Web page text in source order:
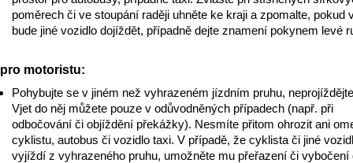
poměrech či ve stoupání raději uhněte ke kraji a zpomalte, pokud
bude jiné vozidlo dojíždět, případně dejte znamení pokynem levé
pro motoristu:
Pohybujte se v jiném než vyhrazeném jízdním pruhu,
Vjet do něj můžete pouze v odůvodněných případech (např. při
odbočování či objíždění překážky). Nesmíte přitom ohrozit ani
cyklistu, autobus či vozidlo taxi. V případě, že cyklista či jiné
vyjíždí z vyhrazeného pruhu, umožněte mu přeřazení či vybočení